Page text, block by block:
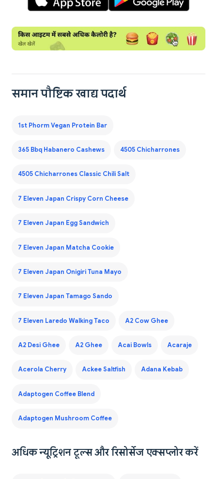
समान पौष्टिक खाद्य पदार्थ
1st Phorm Vegan Protein Bar
365 Bbq Habanero Cashews 4505 Chicharrones
4505 Chicharrones Classic Chili Salt
7 Eleven Japan Crispy Corn Cheese
7 Eleven Japan Egg Sandwich
7 Eleven Japan Matcha Cookie
7 Eleven Japan Onigiri Tuna Mayo
7 Eleven Japan Tamago Sando
7 Eleven Laredo Walking Taco A2 Cow Ghee
A2 Desi Ghee A2 Ghee Acai Bowls Acaraje
Acerola Cherry Ackee Saltfish Adana Kebab
Adaptogen Coffee Blend
Adaptogen Mushroom Coffee
अधिक न्यूट्रिशन टूल्स और रिसोर्सेज एक्सप्लोर करें